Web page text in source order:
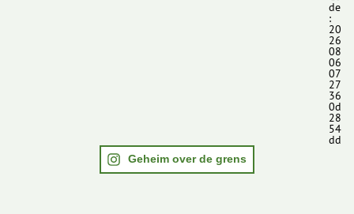
de
:
20
26
08
06
07
27
36
0d
28
54
dd
Geheim over de grens